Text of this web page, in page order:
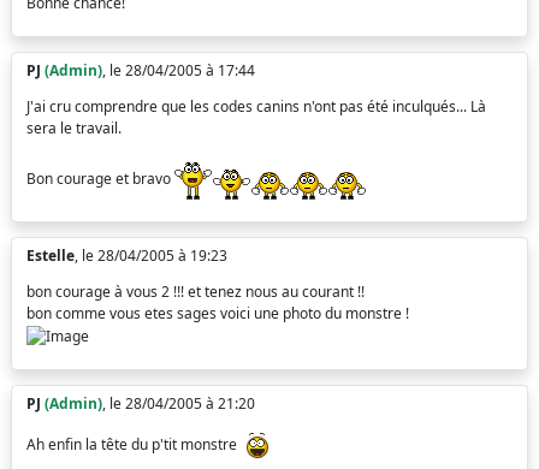
PJ (Admin), le 28/04/2005 à 17:44
J'ai cru comprendre que les codes canins n'ont pas été inculqués... Là
sera le travail.
Bon courage et bravo
Estelle, le 28/04/2005 à 19:23
bon courage à vous 2 !!! et tenez nous au courant !!
bon comme vous etes sages voici une photo du monstre !
PJ (Admin), le 28/04/2005 à 21:20
Ah enfin la tête du p'tit monstre